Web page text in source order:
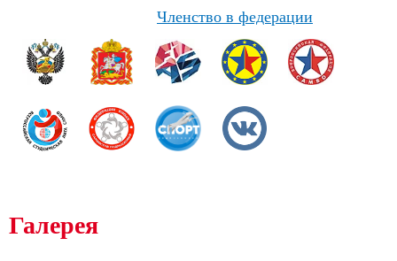
Членство в федерации
Галерея